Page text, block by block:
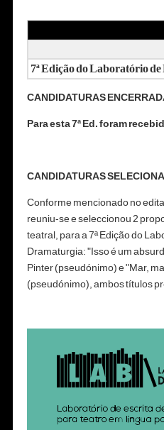
7ª Edição do Laboratório
CANDIDATURAS
Para esta 7ª Ed. foram
CANDIDATURAS
Conforme mencionado no
reuniu-se e seleccionou 2
teatral, para a 7ª Edição do
Dramaturgia:"Isso é um
Pinter (pseudónimo) e "Mar,
(pseudónimo), ambos títulos